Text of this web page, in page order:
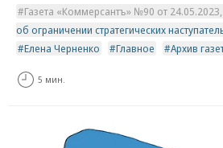
Газета «Коммерсантъ» №90 от 24.05.2023,
об ограничении стратегических
Елена Черненко
Главное Архив
5 мин.